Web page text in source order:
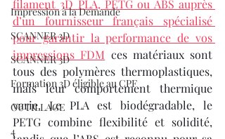
Impression à la Demande
SCANNER 3D
SCANNER 3D
Formation 3D éligible au CPF
OUTILLAGE
4
filament 3D PLA, PETG ou ABS auprès
d’un fournisseur français spécialisé
pour garantir la performance de vos
impressions FDM ces matériaux sont
tous des polymères thermoplastiques,
mais leur comportement thermique
varie. Le PLA est biodégradable, le
PETG combine flexibilité et solidité,